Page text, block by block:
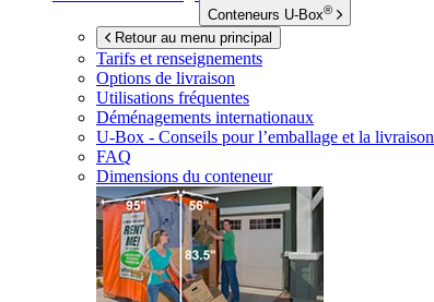
Conteneurs U-Box®
Retour au menu principal
Tarifs et renseignements
Options de livraison
Utilisations fréquentes
Déménagements internationaux
U-Box - Conseils pour l’emballage et la livraison
FAQ
Dimensions du conteneur